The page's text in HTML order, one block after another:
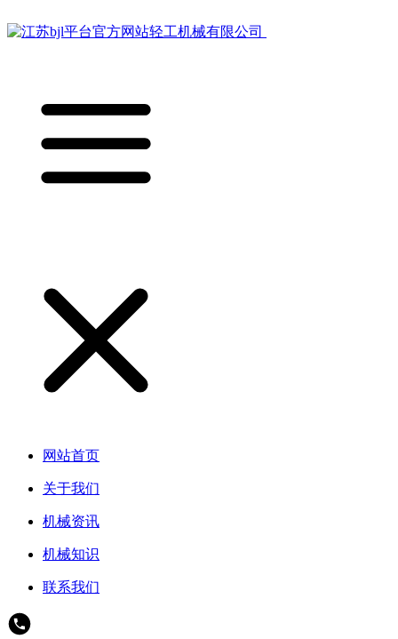
网站首页
关于我们
机械资讯
机械知识
联系我们